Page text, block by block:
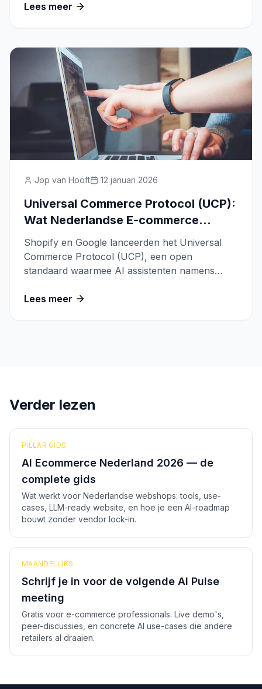
Lees meer
Jop van Hooft 12 januari 2026
Universal Commerce Protocol (UCP):
Wat Nederlandse E-commerce
Organisaties Nu Moeten Weten
Shopify en Google lanceerden het Universal
Commerce Protocol (UCP), een open
standaard waarmee AI assistenten namens
Lees meer
Verder lezen
PILLAR GIDS
AI Ecommerce Nederland 2026 — de
complete gids
Wat werkt voor Nederlandse webshops: tools, use-
cases, LLM-ready website, en hoe je een AI-roadmap
bouwt zonder vendor lock-in.
MAANDELIJKS
Schrijf je in voor de volgende AI Pulse
meeting
Gratis voor e-commerce professionals. Live demo's,
peer-discussies, en concrete AI use-cases die andere
retailers al draaien.